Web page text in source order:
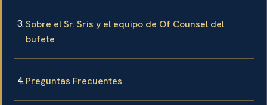
Sobre el Sr. Sris y el equipo de Of Counsel del
bufete
Preguntas Frecuentes